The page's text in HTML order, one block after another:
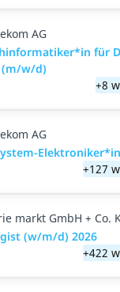
AG
für
(m/w/d)
+8
AG
+127
markt GmbH + Co.
(w/m/d) 2026
+422